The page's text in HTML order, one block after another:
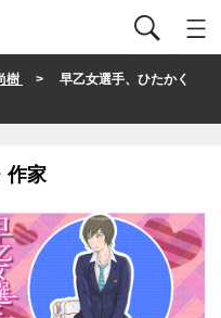
樹
> 早乙女選手、ひたかく
作家